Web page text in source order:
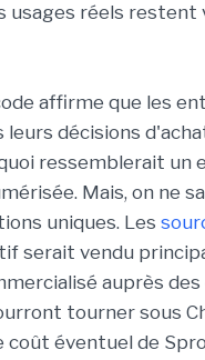
usages réels restent
affirme que les
décisions
ressemblerait un
Mais, on ne
uniques. Les
serait vendu
auprès
tourner sous
éventuel de